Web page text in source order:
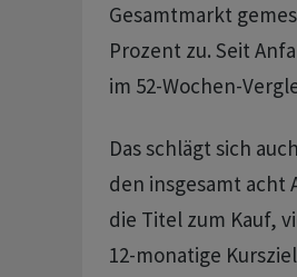
Gesamtmarkt
Prozent zu. Seit
im 52-Wochen-
Das schlägt sich
den insgesamt acht
die Titel zum Kauf,
12-monatige